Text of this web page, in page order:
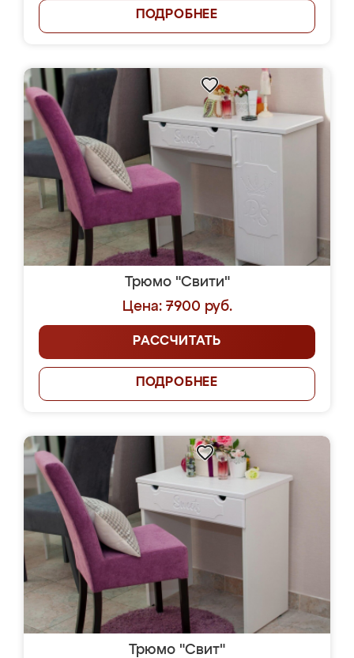
ПОДРОБНЕЕ
Трюмо "Свити"
Цена: 7900 руб.
РАССЧИТАТЬ
ПОДРОБНЕЕ
Трюмо "Свит"